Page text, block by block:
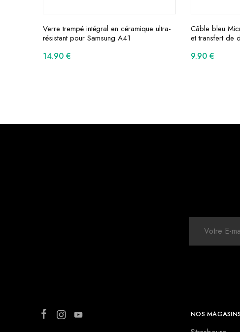
Verre trempé intégral en céramique ultra-
résistant pour Samsung A41
14.90 €
Câble bleu
et transfert de
9.90 €
NOS MAGASINS